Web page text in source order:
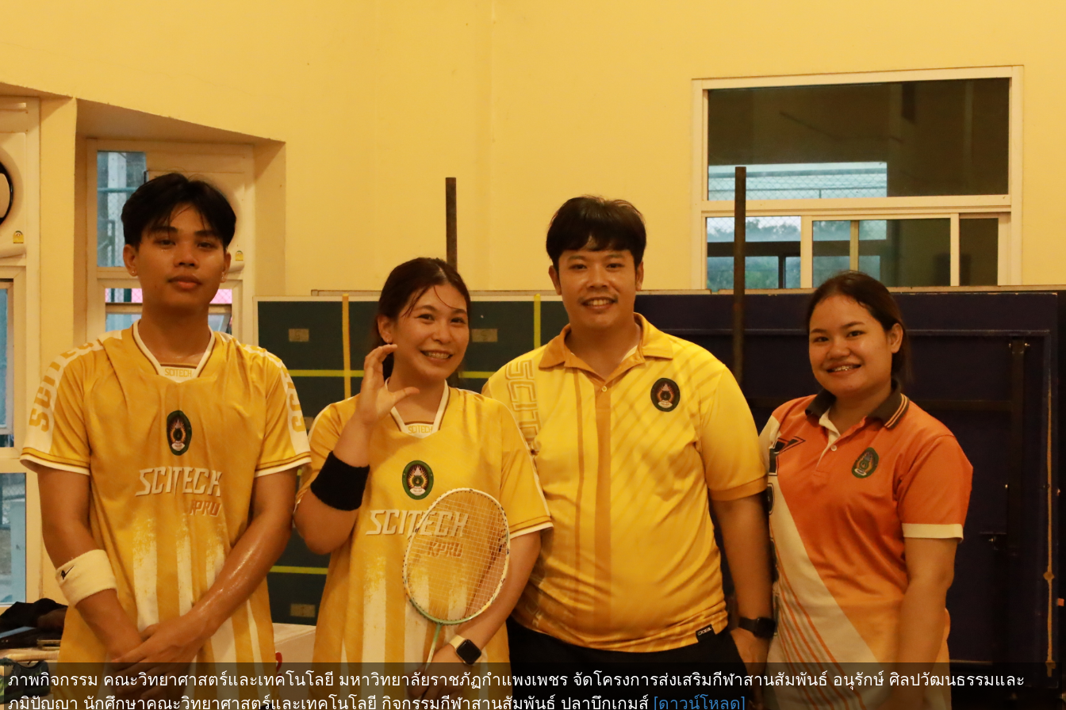
ภาพกิจกรรม คณะวิทยาศาสตร์และเทคโนโลยี มหาวิทยาลัยราชภัฏกำแพงเพชร จัดโครงการส่งเสริมกีฬาสานสัมพันธ์ อนุรักษ์ ศิลปวัฒนธรรมและ
ภูมิปัญญา นักศึกษาคณะวิทยาศาสตร์และเทคโนโลยี กิจกรรมกีฬาสานสัมพันธ์ ปลาบึกเกมส์ [ดาวน์โหลด]